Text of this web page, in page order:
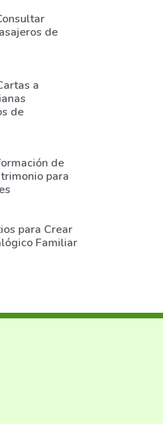
de
a
de
de
para
para Crear
Familiar